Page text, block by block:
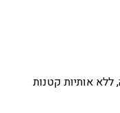
מ-50 ש״ח למנה, ללא אותיות קטנות